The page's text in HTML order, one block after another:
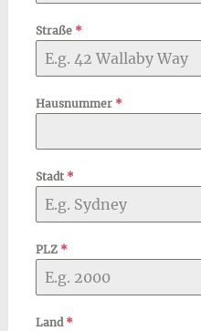
Straße *
Hausnummer *
Stadt *
PLZ *
Land *